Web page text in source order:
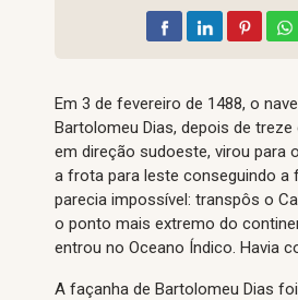
Em 3 de fevereiro de 1488, o
Bartolomeu Dias, depois de treze
em direção sudoeste, virou para
a frota para leste conseguindo a
parecia impossível: transpôs o
o ponto mais extremo do
entrou no Oceano Índico. Havia
A façanha de Bartolomeu Dias